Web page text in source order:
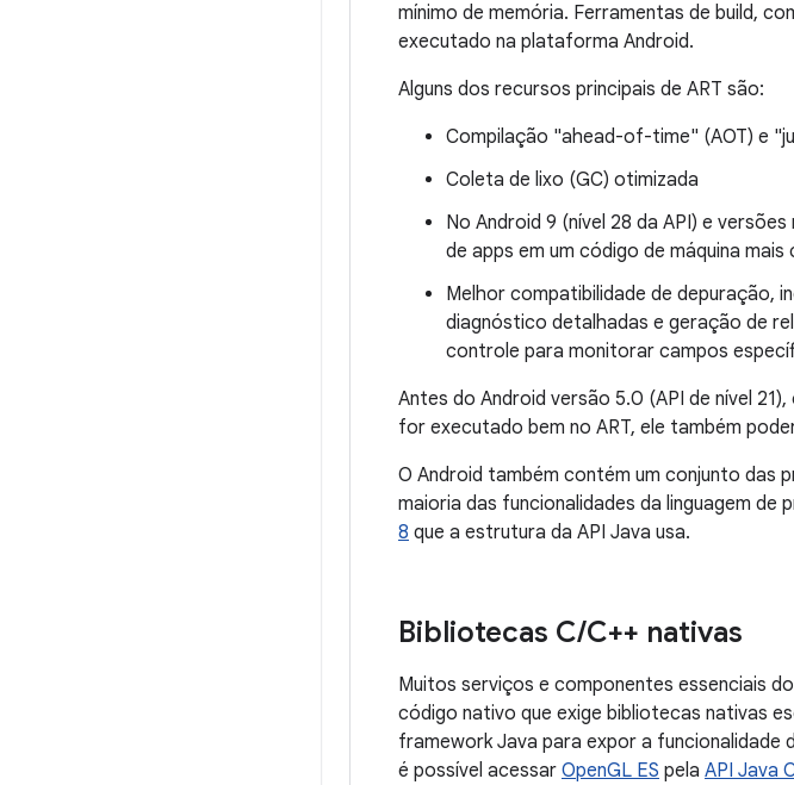
mínimo de memória. Ferramentas de build,
executado na plataforma Android.
Alguns dos recursos principais de ART são:
Compilação "ahead-of-time" (AOT) e
Coleta de lixo (GC) otimizada
No Android 9 (nível 28 da API) e
de apps em um código de máquina
Melhor compatibilidade de depuração,
diagnóstico detalhadas e geração de
controle para monitorar campos
Antes do Android versão 5.0 (API de nível
for executado bem no ART, ele também
O Android também contém um conjunto das
maioria das funcionalidades da linguagem de
8 que a estrutura da API Java usa.
Bibliotecas C/C++ nativas
Muitos serviços e componentes essenciais
código nativo que exige bibliotecas nativas
framework Java para expor a funcionalidade
é possível acessar OpenGL ES pela API Java